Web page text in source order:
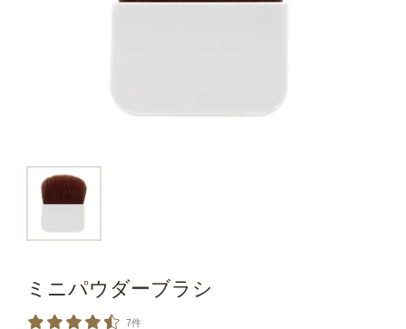
ミニパウダーブラシ
7件